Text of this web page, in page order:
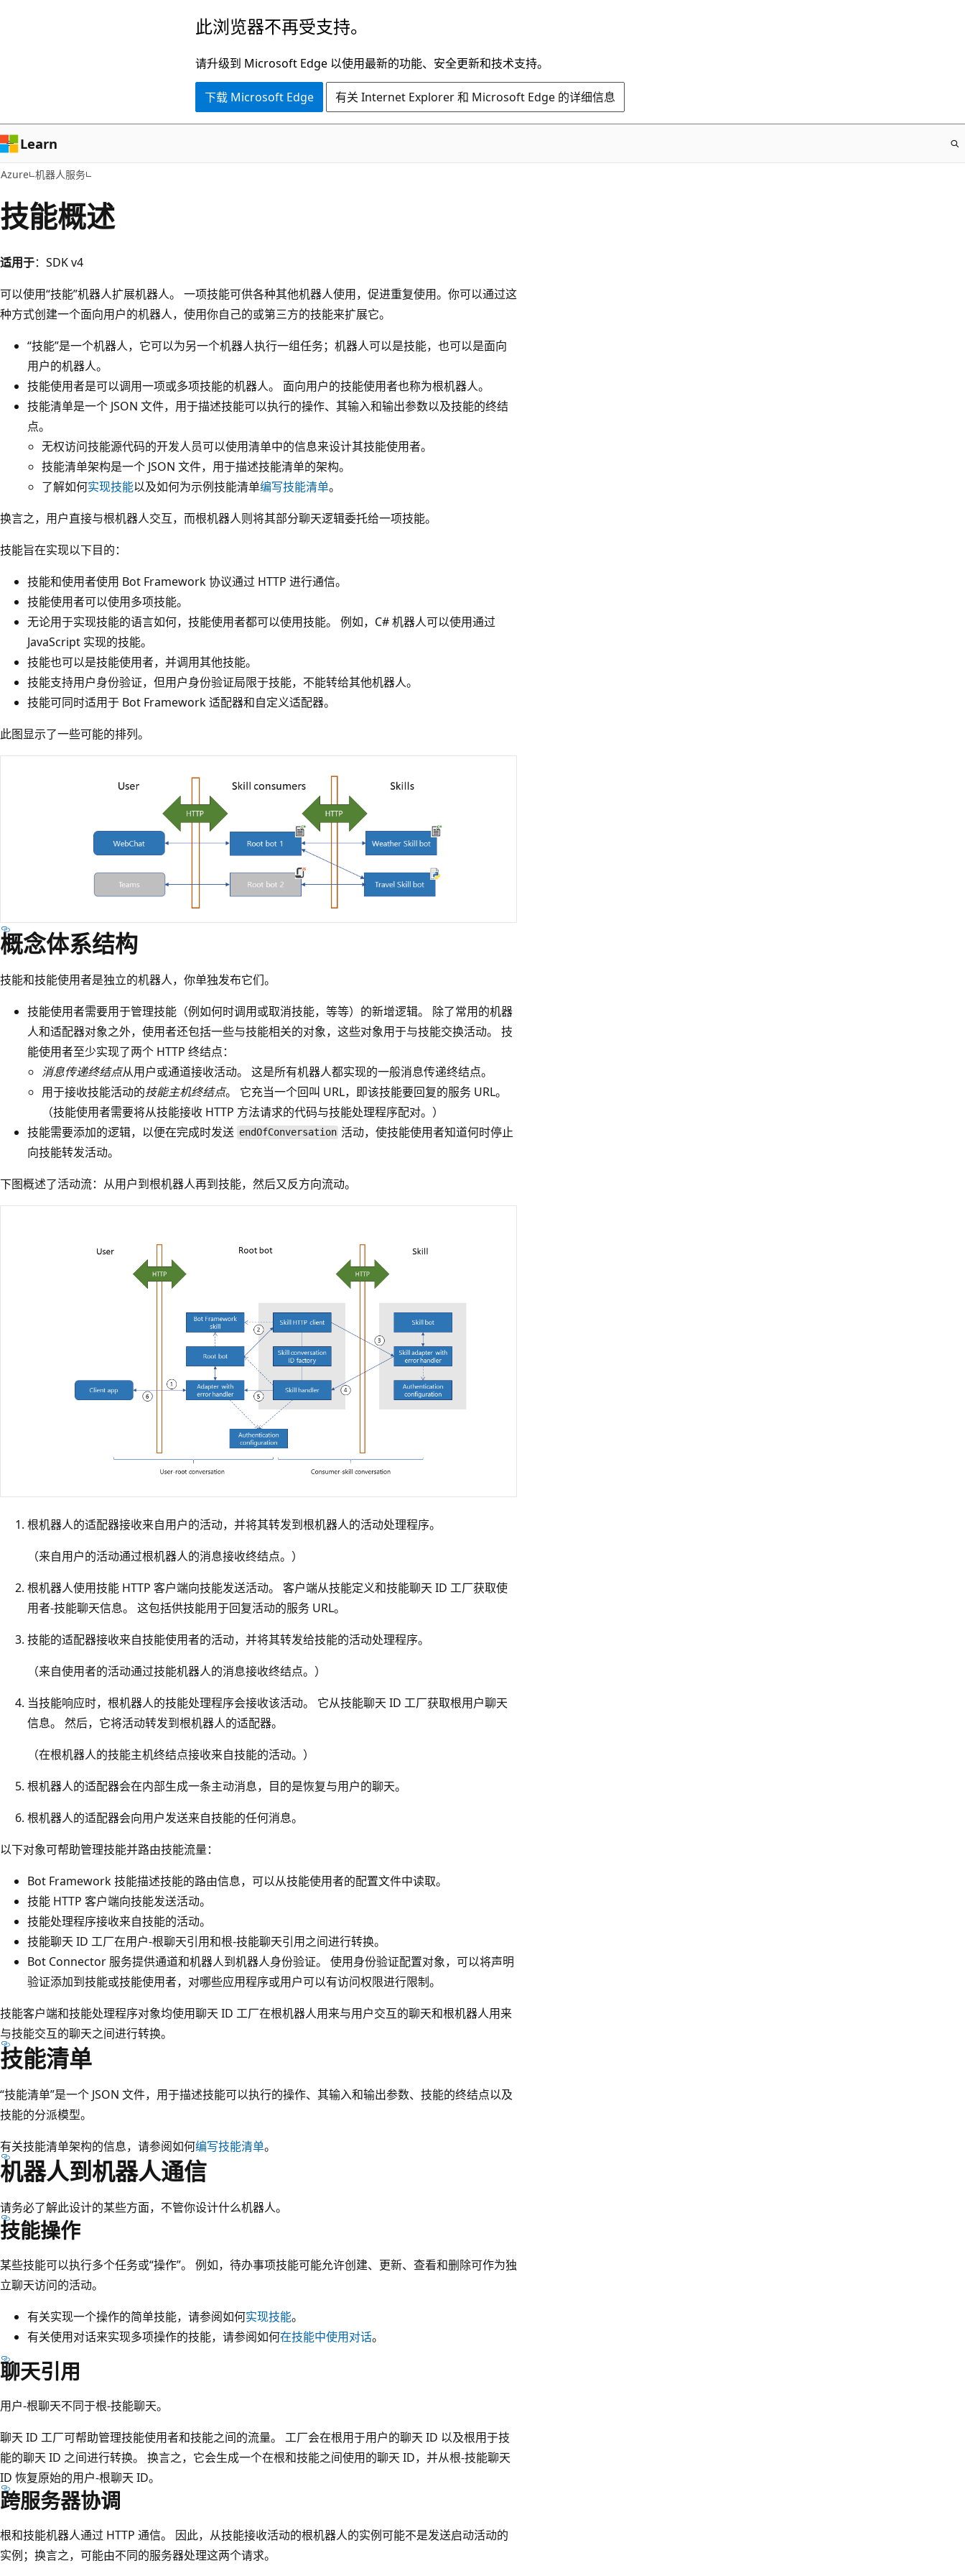
容
此浏览器不再受支持。
请升级到 Microsoft Edge 以使用最新的功能、安全更新和技术支持。
下载 Microsoft Edge 有关 Internet Explorer 和 Microsoft Edge 的详细信息
Learn
Azure 机器人服务
技能概述
适用于：SDK v4
可以使用“技能”机器人扩展机器人。 一项技能可供各种其他机器人使用，促进重复使用。你可以通过这
种方式创建一个面向用户的机器人，使用你自己的或第三方的技能来扩展它。
“技能”是一个机器人，它可以为另一个机器人执行一组任务；机器人可以是技能，也可以是面向
用户的机器人。
技能使用者是可以调用一项或多项技能的机器人。 面向用户的技能使用者也称为根机器人。
技能清单是一个 JSON 文件，用于描述技能可以执行的操作、其输入和输出参数以及技能的终结
点。
无权访问技能源代码的开发人员可以使用清单中的信息来设计其技能使用者。
技能清单架构是一个 JSON 文件，用于描述技能清单的架构。
了解如何实现技能以及如何为示例技能清单编写技能清单。
换言之，用户直接与根机器人交互，而根机器人则将其部分聊天逻辑委托给一项技能。
技能旨在实现以下目的：
技能和使用者使用 Bot Framework 协议通过 HTTP 进行通信。
技能使用者可以使用多项技能。
无论用于实现技能的语言如何，技能使用者都可以使用技能。 例如，C# 机器人可以使用通过
JavaScript 实现的技能。
技能也可以是技能使用者，并调用其他技能。
技能支持用户身份验证，但用户身份验证局限于技能，不能转给其他机器人。
技能可同时适用于 Bot Framework 适配器和自定义适配器。
此图显示了一些可能的排列。
概念体系结构
技能和技能使用者是独立的机器人，你单独发布它们。
技能使用者需要用于管理技能（例如何时调用或取消技能，等等）的新增逻辑。 除了常用的机器
人和适配器对象之外，使用者还包括一些与技能相关的对象，这些对象用于与技能交换活动。 技
能使用者至少实现了两个 HTTP 终结点：
消息传递终结点从用户或通道接收活动。 这是所有机器人都实现的一般消息传递终结点。
用于接收技能活动的技能主机终结点。 它充当一个回叫 URL，即该技能要回复的服务 URL。
（技能使用者需要将从技能接收 HTTP 方法请求的代码与技能处理程序配对。）
技能需要添加的逻辑，以便在完成时发送 endOfConversation 活动，使技能使用者知道何时停止
向技能转发活动。
下图概述了活动流：从用户到根机器人再到技能，然后又反方向流动。
根机器人的适配器接收来自用户的活动，并将其转发到根机器人的活动处理程序。
（来自用户的活动通过根机器人的消息接收终结点。）
根机器人使用技能 HTTP 客户端向技能发送活动。 客户端从技能定义和技能聊天 ID 工厂获取使
用者-技能聊天信息。 这包括供技能用于回复活动的服务 URL。
技能的适配器接收来自技能使用者的活动，并将其转发给技能的活动处理程序。
（来自使用者的活动通过技能机器人的消息接收终结点。）
当技能响应时，根机器人的技能处理程序会接收该活动。 它从技能聊天 ID 工厂获取根用户聊天
信息。 然后，它将活动转发到根机器人的适配器。
（在根机器人的技能主机终结点接收来自技能的活动。）
根机器人的适配器会在内部生成一条主动消息，目的是恢复与用户的聊天。
根机器人的适配器会向用户发送来自技能的任何消息。
以下对象可帮助管理技能并路由技能流量：
Bot Framework 技能描述技能的路由信息，可以从技能使用者的配置文件中读取。
技能 HTTP 客户端向技能发送活动。
技能处理程序接收来自技能的活动。
技能聊天 ID 工厂在用户-根聊天引用和根-技能聊天引用之间进行转换。
Bot Connector 服务提供通道和机器人到机器人身份验证。 使用身份验证配置对象，可以将声明
验证添加到技能或技能使用者，对哪些应用程序或用户可以有访问权限进行限制。
技能客户端和技能处理程序对象均使用聊天 ID 工厂在根机器人用来与用户交互的聊天和根机器人用来
与技能交互的聊天之间进行转换。
技能清单
“技能清单”是一个 JSON 文件，用于描述技能可以执行的操作、其输入和输出参数、技能的终结点以及
技能的分派模型。
有关技能清单架构的信息，请参阅如何编写技能清单。
机器人到机器人通信
请务必了解此设计的某些方面，不管你设计什么机器人。
技能操作
某些技能可以执行多个任务或“操作”。 例如，待办事项技能可能允许创建、更新、查看和删除可作为独
立聊天访问的活动。
有关实现一个操作的简单技能，请参阅如何实现技能。
有关使用对话来实现多项操作的技能，请参阅如何在技能中使用对话。
聊天引用
用户-根聊天不同于根-技能聊天。
聊天 ID 工厂可帮助管理技能使用者和技能之间的流量。 工厂会在根用于用户的聊天 ID 以及根用于技
能的聊天 ID 之间进行转换。 换言之，它会生成一个在根和技能之间使用的聊天 ID，并从根-技能聊天
ID 恢复原始的用户-根聊天 ID。
跨服务器协调
根和技能机器人通过 HTTP 通信。 因此，从技能接收活动的根机器人的实例可能不是发送启动活动的
实例；换言之，可能由不同的服务器处理这两个请求。